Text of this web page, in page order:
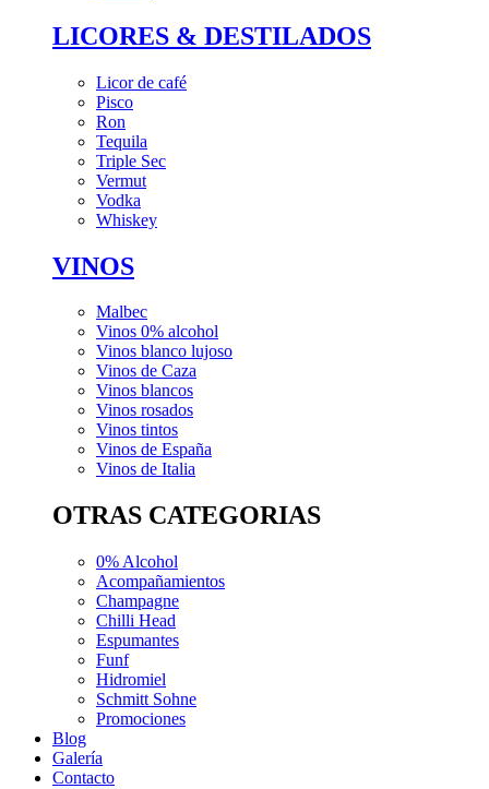
LICORES & DESTILADOS
Licor de café
Pisco
Ron
Tequila
Triple Sec
Vermut
Vodka
Whiskey
VINOS
Malbec
Vinos 0% alcohol
Vinos blanco lujoso
Vinos de Caza
Vinos blancos
Vinos rosados
Vinos tintos
Vinos de España
Vinos de Italia
OTRAS CATEGORIAS
0% Alcohol
Acompañamientos
Champagne
Chilli Head
Espumantes
Funf
Hidromiel
Schmitt Sohne
Promociones
Blog
Galería
Contacto